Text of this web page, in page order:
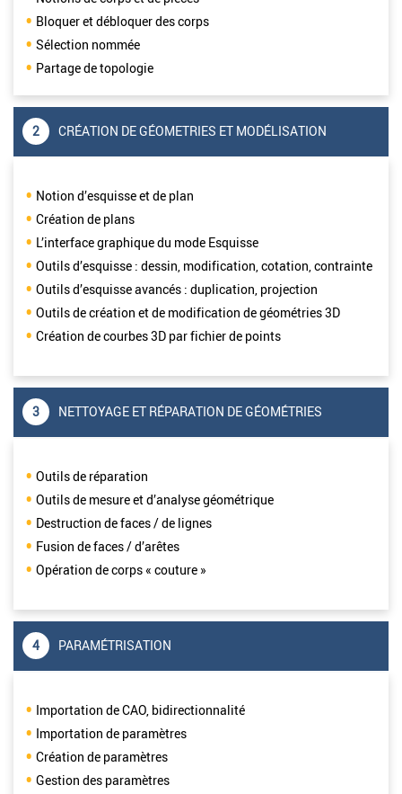
Bloquer et débloquer des corps
Sélection nommée
Partage de topologie
2 CRÉATION DE GÉOMETRIES ET MODÉLISATION
Notion d’esquisse et de plan
Création de plans
L’interface graphique du mode Esquisse
Outils d’esquisse : dessin, modification, cotation, contrainte
Outils d’esquisse avancés : duplication, projection
Outils de création et de modification de géométries 3D
Création de courbes 3D par fichier de points
3 NETTOYAGE ET RÉPARATION DE GÉOMÉTRIES
Outils de réparation
Outils de mesure et d’analyse géométrique
Destruction de faces / de lignes
Fusion de faces / d’arêtes
Opération de corps « couture »
4 PARAMÉTRISATION
Importation de CAO, bidirectionnalité
Importation de paramètres
Création de paramètres
Gestion des paramètres